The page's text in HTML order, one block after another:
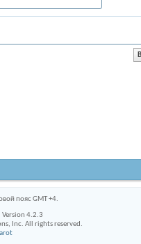
пояс GMT +4.
Version 4.2.3
Inc. All rights reserved.